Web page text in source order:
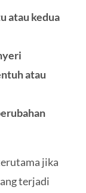
atau kedua
atau
jika
terjadi